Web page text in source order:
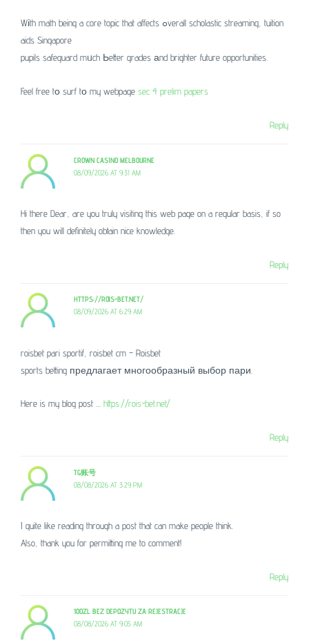
Wіth math being a core topic that affects ߋverall scholastic streaming, tuition
aids Singapore
pupils safeguard mᥙch Ьetter grades аnd brighter future opportunities.
Feel free tо surf tо my webpage sec 4 prelim papers
Reply
CROWN CASINO MELBOURNE
08/09/2026 AT 9:31 AM
Hi there Dear, are you truly visiting this web page on a regular basis, if so
then you will definitely obtain nice knowledge.
Reply
HTTPS://ROIS-BET.NET/
08/09/2026 AT 6:29 AM
roisbet pari sportif, roisbet cm – Roisbet
sports betting предлагает многообразный выбор пари.
Here is my blog post … https://rois-bet.net/
Reply
TG账号
08/08/2026 AT 3:29 PM
I quite like reading through a post that can make people think.
Also, thank you for permitting me to comment!
Reply
100ZL BEZ DEPOZYTU ZA REJESTRACJE
08/08/2026 AT 9:05 AM